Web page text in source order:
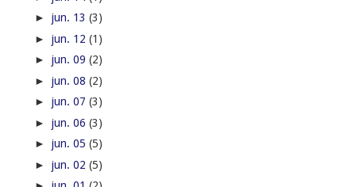
► jun. 13 (3)
► jun. 12 (1)
► jun. 09 (2)
► jun. 08 (2)
► jun. 07 (3)
► jun. 06 (3)
► jun. 05 (5)
► jun. 02 (5)